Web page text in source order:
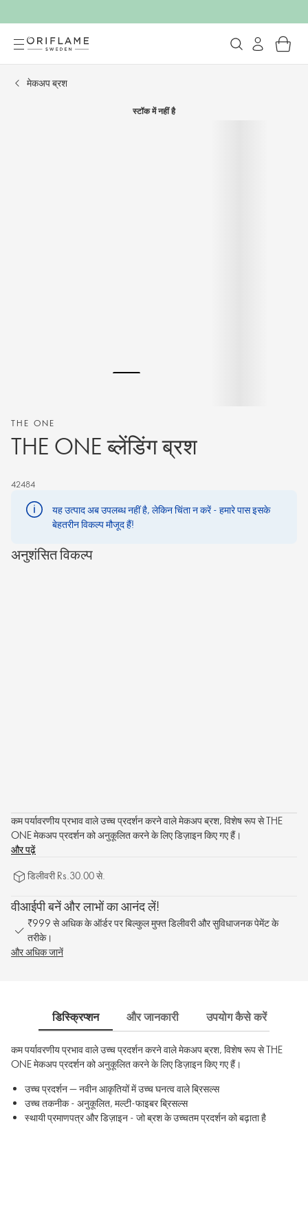
मेकअप ब्रश
स्टॉक में नहीं है
THE ONE
THE ONE ब्लेंडिंग ब्रश
42484
यह उत्पाद अब उपलब्ध नहीं है, लेकिन चिंता न करें - हमारे पास इसके
बेहतरीन विकल्प मौजूद हैं!
अनुशंसित विकल्प
कम पर्यावरणीय प्रभाव वाले उच्च प्रदर्शन करने वाले मेकअप ब्रश, विशेष रूप से THE
ONE मेकअप प्रदर्शन को अनुकूलित करने के लिए डिज़ाइन किए गए हैं।
और पढ़ें
डिलीवरी Rs.30.00 से.
वीआईपी बनें और लाभों का आनंद लें!
₹999 से अधिक के ऑर्डर पर बिल्कुल मुफ्त डिलीवरी और सुविधाजनक पेमेंट के
तरीके।
और अधिक जानें
डिस्क्रिप्शन और जानकारी उपयोग कैसे करें
कम पर्यावरणीय प्रभाव वाले उच्च प्रदर्शन करने वाले मेकअप ब्रश, विशेष रूप से THE
ONE मेकअप प्रदर्शन को अनुकूलित करने के लिए डिज़ाइन किए गए हैं।
उच्च प्रदर्शन — नवीन आकृतियों में उच्च घनत्व वाले ब्रिसल्स
उच्च तकनीक - अनुकूलित, मल्टी-फाइबर ब्रिसल्स
स्थायी प्रमाणपत्र और डिज़ाइन - जो ब्रश के उच्चतम प्रदर्शन को बढ़ाता है